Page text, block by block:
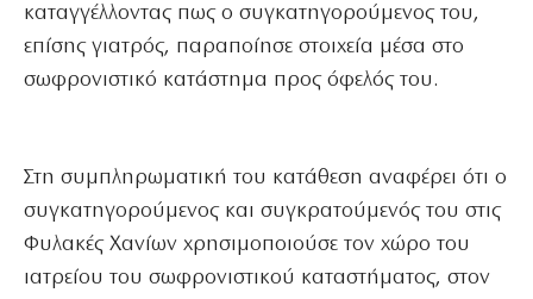
καταγγέλλοντας πως ο συγκατηγορούμενος του,
επίσης γιατρός, παραποίησε στοιχεία μέσα στο
σωφρονιστικό κατάστημα προς όφελός του.
Στη συμπληρωματική του κατάθεση αναφέρει ότι ο
συγκατηγορούμενος και συγκρατούμενός του στις
Φυλακές Χανίων χρησιμοποιούσε τον χώρο του
ιατρείου του σωφρονιστικού καταστήματος, στον